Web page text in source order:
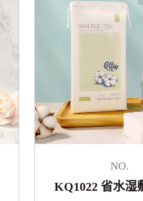
NO.
KQ1022 省水湿